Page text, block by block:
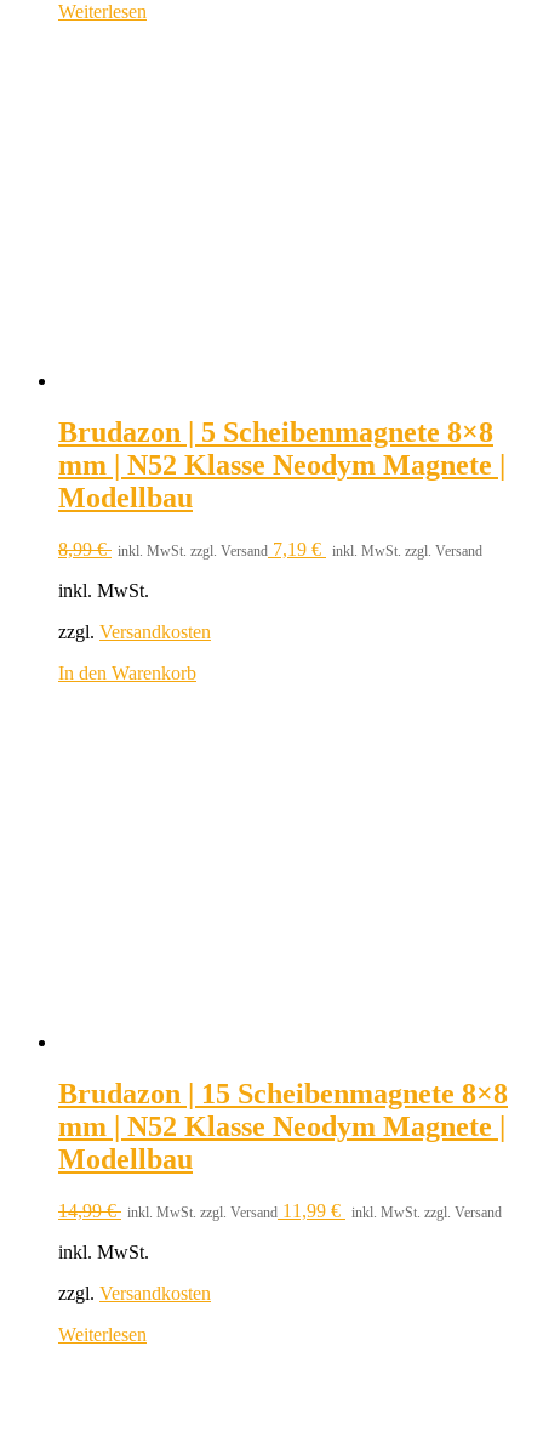
Weiterlesen
Brudazon | 5 Scheibenmagnete 8×8
mm | N52 Klasse Neodym Magnete |
Modellbau
8,99€ inkl. MwSt. zzgl. Versand 7,19 € inkl. MwSt. zzgl. Versand
inkl. MwSt.
zzgl. Versandkosten
In den Warenkorb
Brudazon | 15 Scheibenmagnete 8×8
mm | N52 Klasse Neodym Magnete |
Modellbau
14,99€ inkl. MwSt. zzgl. Versand 11,99 € inkl. MwSt. zzgl. Versand
inkl. MwSt.
zzgl. Versandkosten
Weiterlesen